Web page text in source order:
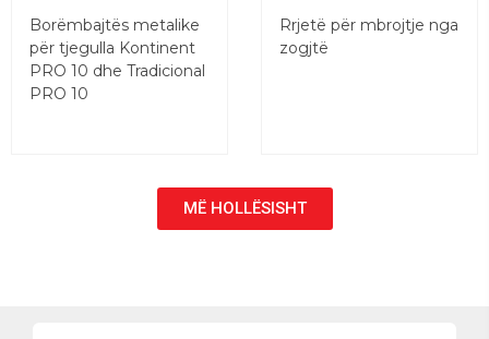
Borëmbajtës metalike
për tjegulla Kontinent
PRO 10 dhe Tradicional
PRO 10
Rrjetë për mbrojtje nga
zogjtë
MË HOLLËSISHT